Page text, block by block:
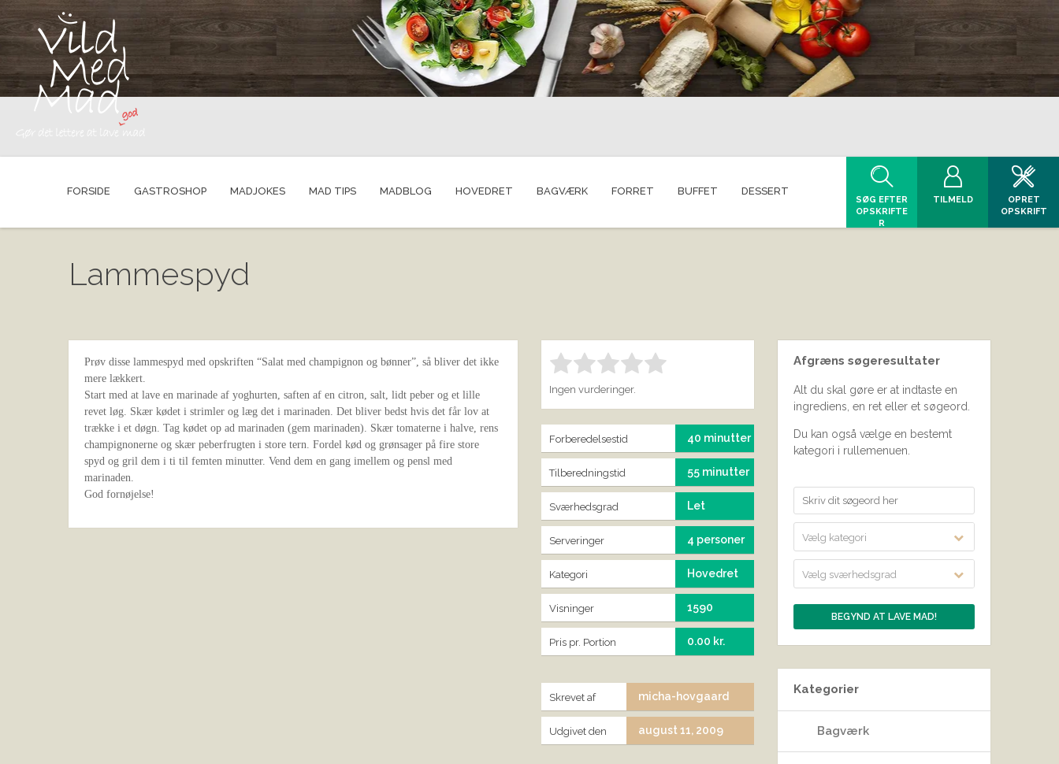
FORSIDE GASTROSHOP MADJOKES MAD TIPS MADBLOG HOVEDRET BAGVÆRK FORRET BUFFET DESSERT
SØG EFTER
OPSKRIFTE
R
TILMELD
OPRET
OPSKRIFT
Lammespyd
Bedøm denne vare: 1.00 INDSEND BEDØMMELSE
Ingen vurderinger.
Forberedelsestid 40 minutter
Tilberedningstid 55 minutter
Sværhedsgrad Let
Serveringer 4 personer
Kategori Hovedret
Visninger 1590
Pris pr. Portion 0.00 kr.
Skrevet af micha-hovgaard
Udgivet den august 11, 2009
Prøv disse lammespyd med opskriften “Salat med champignon og bønner”, så bliver det ikke
mere lækkert.
Start med at lave en marinade af yoghurten, saften af en citron, salt, lidt peber og et lille
revet løg. Skær kødet i strimler og læg det i marinaden. Det bliver bedst hvis det får lov at
trække i et døgn. Tag kødet op ad marinaden (gem marinaden). Skær tomaterne i halve, rens
champignonerne og skær peberfrugten i store tern. Fordel kød og grønsager på fire store
spyd og gril dem i ti til femten minutter. Vend dem en gang imellem og pensl med
marinaden.
God fornøjelse!
Afgræns søgeresultater
Alt du skal gøre er at indtaste en
ingrediens, en ret eller et søgeord.
Du kan også vælge en bestemt
kategori i rullemenuen.
Vælg kategori
Vælg sværhedsgrad
Kategorier
Bagværk